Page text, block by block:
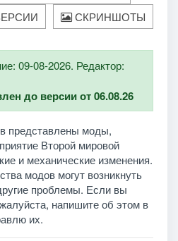
СКРИНШОТЫ
09-08-2026. Редактор:
до версии от 06.08.26
представлены моды,
Второй мировой
и механические изменения.
модов могут возникнуть
проблемы. Если вы
напишите об этом в
их.